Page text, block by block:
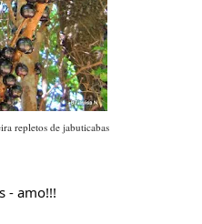
repletos de jabuticabas
- amo!!!